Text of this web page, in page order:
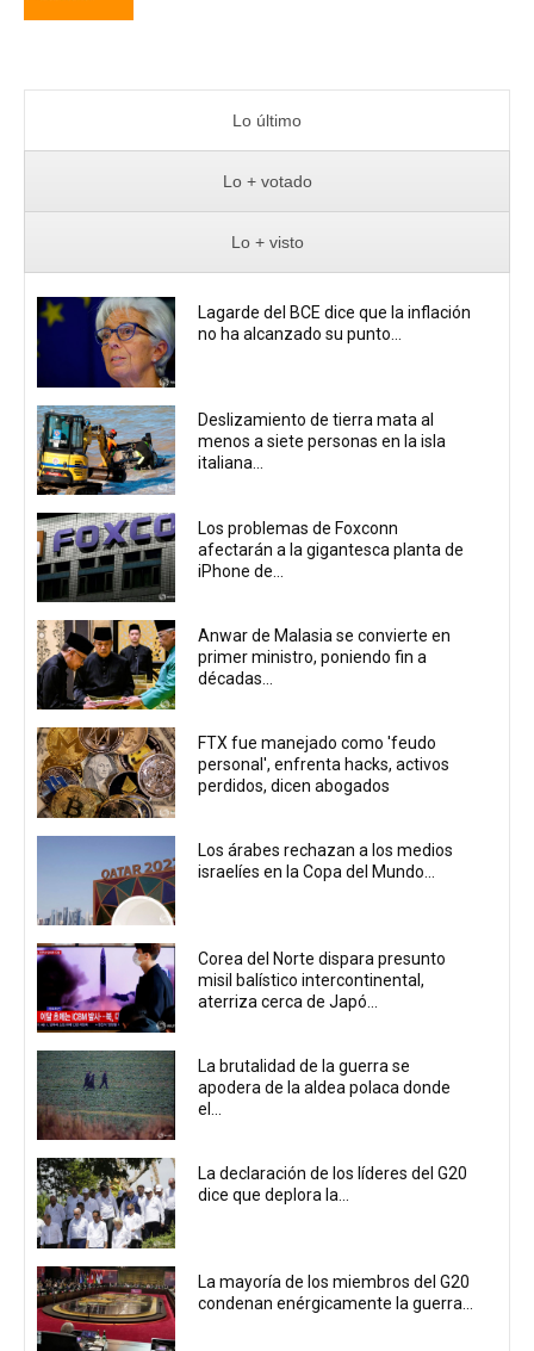
Lo último
Lo + votado
Lo + visto
Lagarde del BCE dice que la inflación
no ha alcanzado su punto...
Deslizamiento de tierra mata al
menos a siete personas en la isla
italiana...
Los problemas de Foxconn
afectarán a la gigantesca planta de
iPhone de...
Anwar de Malasia se convierte en
primer ministro, poniendo fin a
décadas...
FTX fue manejado como 'feudo
personal', enfrenta hacks, activos
perdidos, dicen abogados
Los árabes rechazan a los medios
israelíes en la Copa del Mundo...
Corea del Norte dispara presunto
misil balístico intercontinental,
aterriza cerca de Japó...
La brutalidad de la guerra se
apodera de la aldea polaca donde
el...
La declaración de los líderes del G20
dice que deplora la...
La mayoría de los miembros del G20
condenan enérgicamente la guerra...